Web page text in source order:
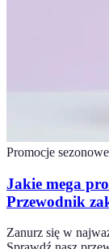
Promocje sezonowe
Jakie mega
Przewodnik
Zanurz się w